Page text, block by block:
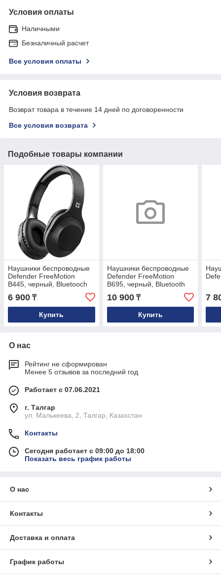
Условия оплаты
Наличными
Безналичный расчет
Все условия оплаты
Условия возврата
Возврат товара в течение 14 дней по договоренности
Все условия возврата
Подобные товары компании
Наушники беспроводные
Defender FreeMotion
B445, черный, Bluetooch
6 900 ₸
Купить
Наушники беспроводные
Defender FreeMotion
B695, черный, Bluetooth
10 900₸
Купить
7
О нас
Рейтинг не сформирован
Менее 5 отзывов за последний год
Работает с 07.06.2021
г. Талгар
ул. Малькеева, 2, Талгар, Казахстан
Контакты
Сегодня работает с 09:00 до 18:00
Показать весь график работы
О нас
Контакты
Доставка и оплата
График работы